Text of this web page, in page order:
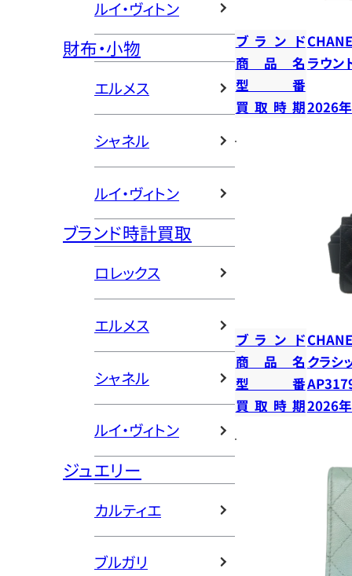
ルイ・ヴィトン
財布・小物
エルメス
シャネル
ルイ・ヴィトン
ブランド時計買取
ロレックス
エルメス
シャネル
ルイ・ヴィトン
ジュエリー
カルティエ
ブルガリ
ブランド
商品名 ラウン
型番
買取時期2026
ブランド
商品名 クラシ
型番
買取時期2026